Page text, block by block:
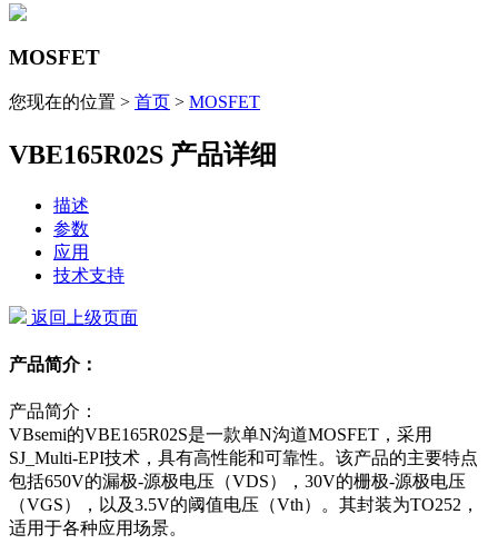
MOSFET
您现在的位置 > 首页 > MOSFET
VBE165R02S 产品详细
描述
参数
应用
技术支持
返回上级页面
产品简介：
产品简介：
VBsemi的VBE165R02S是一款单N沟道MOSFET，采用
SJ_Multi-EPI技术，具有高性能和可靠性。该产品的主要特点
包括650V的漏极-源极电压（VDS），30V的栅极-源极电压
（VGS），以及3.5V的阈值电压（Vth）。其封装为TO252，
适用于各种应用场景。